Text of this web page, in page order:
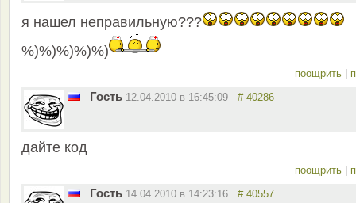
я нашел неправильную???
%)%)%)%)%)
поощрить
Гость 12.04.2010 в 16:45:09 # 40286
дайте код
поощрить
Гость 14.04.2010 в 14:23:16 # 40557